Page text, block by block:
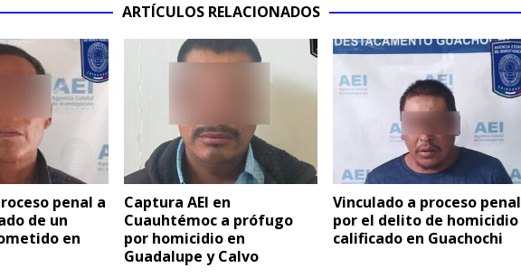
ARTÍCULOS RELACIONADOS
penal a
de un
en
Captura AEI en
Cuauhtémoc a prófugo
por homicidio en
Guadalupe y Calvo
Vinculado a proceso penal
por el delito de homicidio
calificado en Guachochi